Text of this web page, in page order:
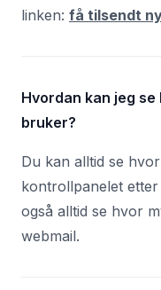
linken: få tilsendt
Hvordan kan jeg
bruker?
Du kan alltid se
kontrollpanelet
også alltid se hvor
webmail.